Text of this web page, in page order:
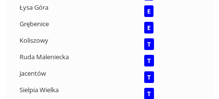
Łysa Góra
E
Grębenice
E
Koliszowy
T
Ruda Maleniecka
T
Jacentów
T
Sielpia Wielka
T